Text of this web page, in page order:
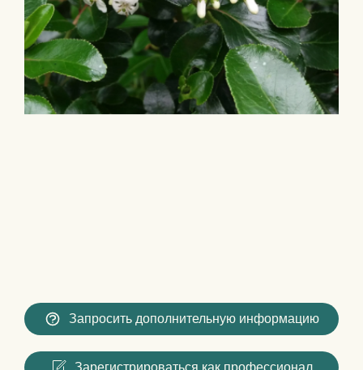
Запросить дополнительную информацию